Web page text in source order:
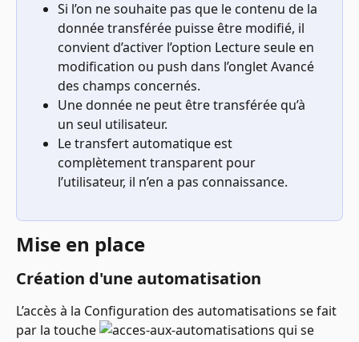
Si l’on ne souhaite pas que le contenu de la
donnée transférée puisse être modifié, il
convient d’activer l’option Lecture seule en
modification ou push dans l’onglet Avancé
des champs concernés.
Une donnée ne peut être transférée qu’à
un seul utilisateur.
Le transfert automatique est
complètement transparent pour
l’utilisateur, il n’en a pas connaissance.
Mise en place
Création d'une automatisation
L’accès à la Configuration des automatisations se fait
par la touche
qui se